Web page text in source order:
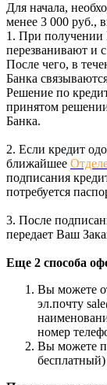
Для начала,
менее 3 000 руб.,
1. При получении
перезванивают и
После чего, в
Банка
Решение по
принятом
Банка.
2. Если кредит
ближайшее
подписания
потребуется
3. После
передает Ваш
Еще 2 способа
Вы можете
эл.почту
номер
Вы можете